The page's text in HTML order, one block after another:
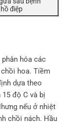
điệp
hóa các
hoa. Tiềm
dựa theo
độ C và bị
nếu ở nhiệt
chồi nách. Hầu